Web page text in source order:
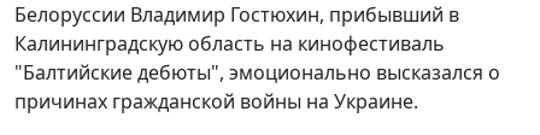
Белоруссии Владимир Гостюхин, прибывший в
Калининградскую область на кинофестиваль
"Балтийские дебюты", эмоционально высказался о
причинах гражданской войны на Украине.